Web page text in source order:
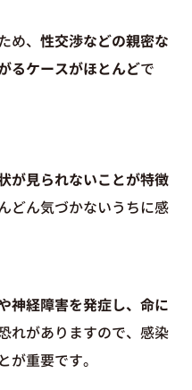
め、性交渉などの親密な
るケースがほとんどで
が見られないことが特徴
どん気づかないうちに感
神経障害を発症し、命に
れがありますので、感染
が重要です。